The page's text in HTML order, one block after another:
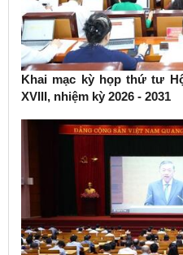
Khai mạc kỳ họp thứ tư
XVIII, nhiệm kỳ 2026 - 2031